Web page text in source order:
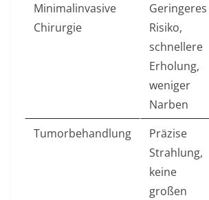
Minimalinvasive
Chirurgie
Geringeres
Risiko,
schnellere
Erholung,
weniger
Narben
Tumorbehandlung
Präzise
Strahlung,
keine
großen